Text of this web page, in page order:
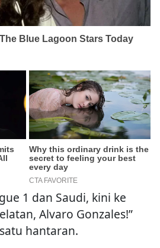
1 dan Saudi, kini ke
Alvaro Gonzales!”
hantaran.